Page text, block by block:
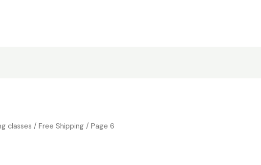
classes / Free Shipping/ Page 6